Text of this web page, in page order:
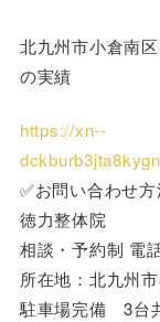
北九州市小倉南
の実績
https://xn--
✅お問い合わせ
徳力整体院
相談・予約制 電
所在地：北九州
駐車場完備 3台